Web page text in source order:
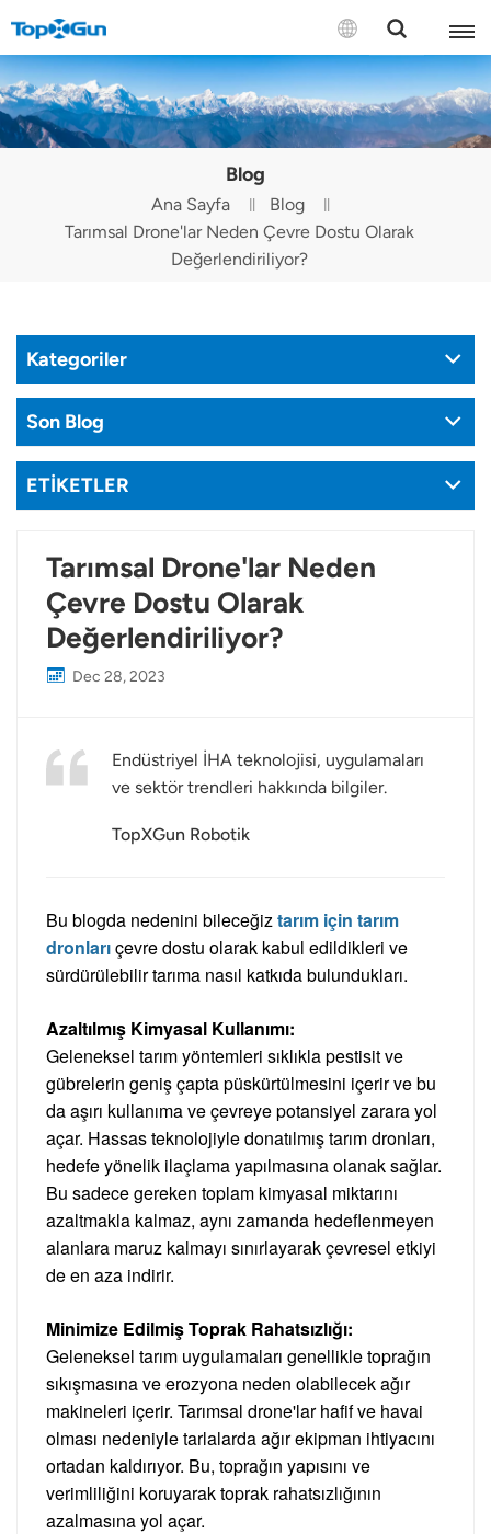
BİZE ULAŞIN
English
Русский
Português(Brasil)
Türkçe
Blog
Ana Sayfa
Blog
Tarımsal Drone'lar Neden Çevre Dostu Olarak
Değerlendiriliyor?
Kategoriler
Son Blog
ETİKETLER
Tarımsal Drone'lar Neden
Çevre Dostu Olarak
Değerlendiriliyor?
Dec 28, 2023
Endüstriyel İHA teknolojisi, uygulamaları
ve sektör trendleri hakkında bilgiler.
TopXGun Robotik
Bu blogda nedenini bileceğiztarım için tarım
dronlarıçevre dostu olarak kabul edildikleri ve
sürdürülebilir tarıma nasıl katkıda bulundukları.
Azaltılmış Kimyasal Kullanımı:
Geleneksel tarım yöntemleri sıklıkla pestisit ve
gübrelerin geniş çapta püskürtülmesini içerir ve bu
da aşırı kullanıma ve çevreye potansiyel zarara yol
açar. Hassas teknolojiyle donatılmış tarım dronları,
hedefe yönelik ilaçlama yapılmasına olanak sağlar.
Bu sadece gereken toplam kimyasal miktarını
azaltmakla kalmaz, aynı zamanda hedeflenmeyen
alanlara maruz kalmayı sınırlayarak çevresel etkiyi
de en aza indirir.
Minimize Edilmiş Toprak Rahatsızlığı:
Geleneksel tarım uygulamaları genellikle toprağın
sıkışmasına ve erozyona neden olabilecek ağır
makineleri içerir. Tarımsal drone'lar hafif ve havai
olması nedeniyle tarlalarda ağır ekipman ihtiyacını
ortadan kaldırıyor. Bu, toprağın yapısını ve
verimliliğini koruyarak toprak rahatsızlığının
azalmasına yol açar.